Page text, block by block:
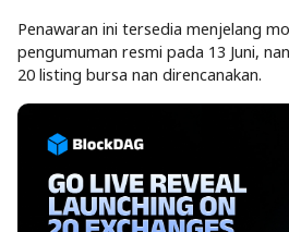
Penawaran ini tersedia menjelang
pengumuman resmi pada 13 Juni,
20 listing bursa nan direncanakan.